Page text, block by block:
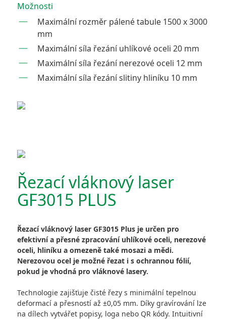
Možnosti
Maximální rozměr pálené tabule 1500 x 3000
mm
Maximální síla řezání uhlíkové oceli 20 mm
Maximální síla řezání nerezové oceli 12 mm
Maximální síla řezání slitiny hliníku 10 mm
Řezací vláknový laser
GF3015 PLUS
Řezací vláknový laser GF3015 Plus je určen pro
efektivní a přesné zpracování uhlíkové oceli, nerezové
oceli, hliníku a omezeně také mosazi a mědi.
Nerezovou ocel je možné řezat i s ochrannou fólií,
pokud je vhodná pro vláknové lasery.
Technologie zajišťuje čisté řezy s minimální tepelnou
deformací a přesností až ±0,05 mm. Díky gravírování lze
na dílech vytvářet popisy, loga nebo QR kódy. Intuitivní